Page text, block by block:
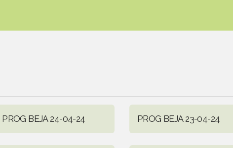
PROG BEJA 24-04-24 PROG BEJA 23-04-24